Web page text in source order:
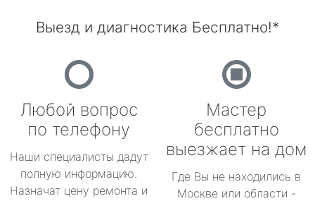
Выезд и диагностика Бесплатно!*
Любой вопрос
по телефону
Наши специалисты дадут
полную информацию.
Назначат цену ремонта и
Мастер
бесплатно
выезжает на дом
Где Вы не находились в
Москве или области -